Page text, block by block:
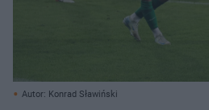
Autor: Konrad Sławiński